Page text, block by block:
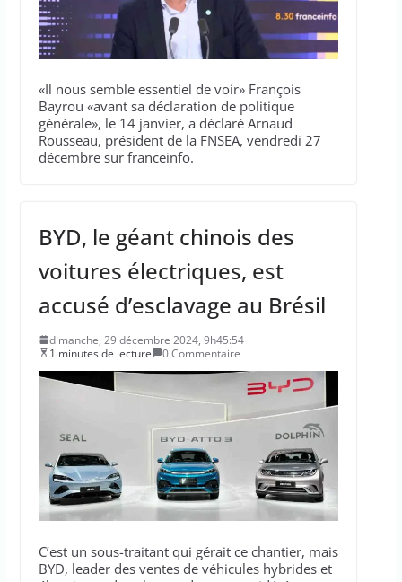
«Il nous semble essentiel de voir» François
Bayrou «avant sa déclaration de politique
générale», le 14 janvier, a déclaré Arnaud
Rousseau, président de la FNSEA, vendredi 27
décembre sur franceinfo.
BYD, le géant chinois des
voitures électriques, est
accusé d’esclavage au Brésil
dimanche, 29 décembre 2024, 9h45:54
1 minutes de lecture
0 Commentaire
C’est un sous-traitant qui gérait ce chantier, mais
BYD, leader des ventes de véhicules hybrides et